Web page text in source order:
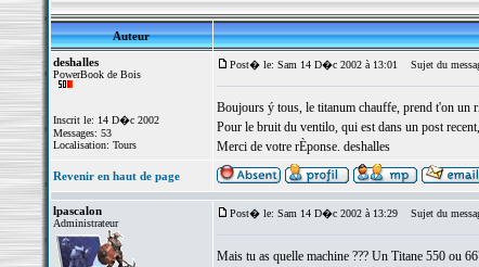
Auteur
deshalles
PowerBook de Bois
Inscrit le: 14 D�c 2002
Messages: 53
Localisation: Tours
Post� le: Sam 14 D�c 2002 à 13:01 Sujet du
Boujours ý tous, le titanum chauffe, prend t'on un
Pour le bruit du ventilo, qui est dans un post
Merci de votre rÈponse. deshalles
Revenir en haut de page
lpascalon
Administrateur
Post� le: Sam 14 D�c 2002 à 13:29 Sujet du
Mais tu as quelle machine ??? Un Titane 550 ou